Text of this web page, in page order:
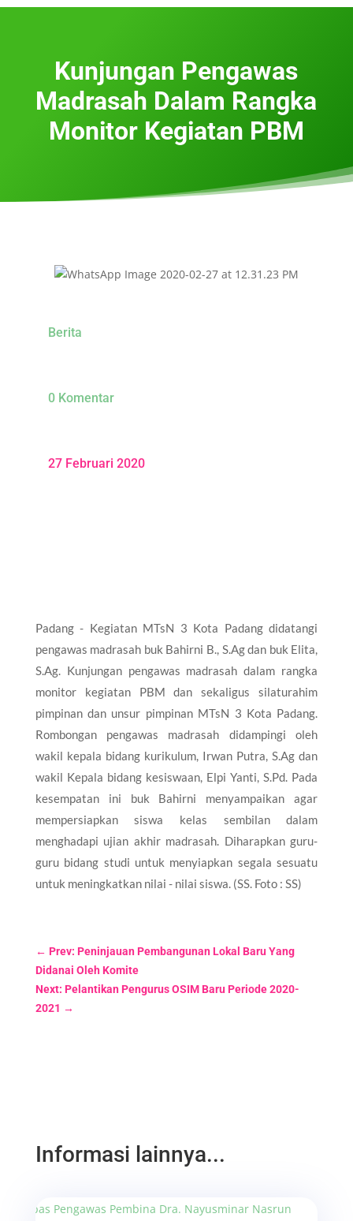
Kunjungan Pengawas
Madrasah Dalam Rangka
Monitor Kegiatan PBM
Berita
0 Komentar
27 Februari 2020
Padang - Kegiatan MTsN 3 Kota Padang didatangi
pengawas madrasah buk Bahirni B., S.Ag dan buk Elita,
S.Ag. Kunjungan pengawas madrasah dalam rangka
monitor kegiatan PBM dan sekaligus silaturahim
pimpinan dan unsur pimpinan MTsN 3 Kota Padang.
Rombongan pengawas madrasah didampingi oleh
wakil kepala bidang kurikulum, Irwan Putra, S.Ag dan
wakil Kepala bidang kesiswaan, Elpi Yanti, S.Pd. Pada
kesempatan ini buk Bahirni menyampaikan agar
mempersiapkan siswa kelas sembilan dalam
menghadapi ujian akhir madrasah. Diharapkan guru-
guru bidang studi untuk menyiapkan segala sesuatu
untuk meningkatkan nilai - nilai siswa. (SS. Foto : SS)
← Prev: Peninjauan Pembangunan Lokal Baru Yang
Didanai Oleh Komite
Next: Pelantikan Pengurus OSIM Baru Periode 2020-
2021 →
Informasi lainnya...